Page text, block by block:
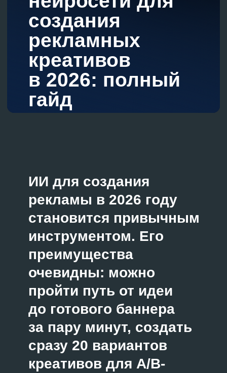
ИИ для создания
рекламы в 2026 году
становится привычным
инструментом. Его
преимущества
очевидны: можно
креативов для A/B-
тестов, снизить затраты
на дизайнеров
и копирайтеров
на начальных этапах
создания рекламной
кампании. Но у этого
инструмента есть
потолок.
Нейросеть для рекламы
ускоряет процесс,
но не отменяет
разработку стратегии
и контроль качества
со стороны человека.